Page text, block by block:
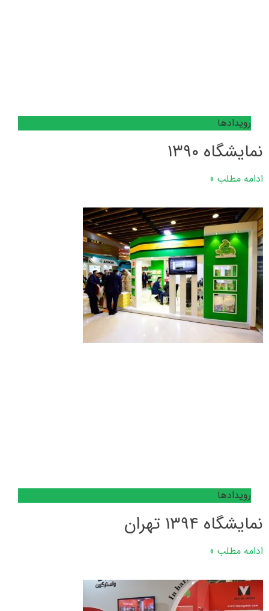
رویدادها
نمایشگاه ۱۳۹۰
ادامه مطلب »
رویدادها
نمایشگاه ۱۳۹۴ تهران
ادامه مطلب »